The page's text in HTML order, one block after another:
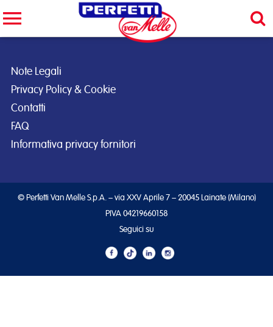
Note Legali
Privacy Policy & Cookie
Contatti
FAQ
Informativa privacy fornitori
© Perfetti Van Melle S.p.A. – via XXV Aprile 7 – 20045 Lainate (Milano)
PIVA 04219660158
Seguici su